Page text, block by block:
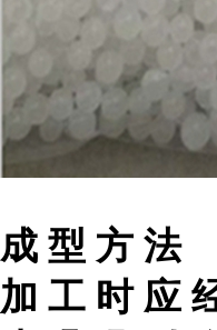
成 型 方 法
加 工 时 应